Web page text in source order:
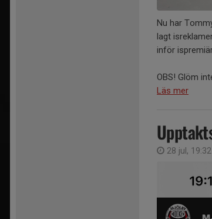
Nu har
lagt
inför
OBS! Glöm
Läs mer
28 jul, 19:32